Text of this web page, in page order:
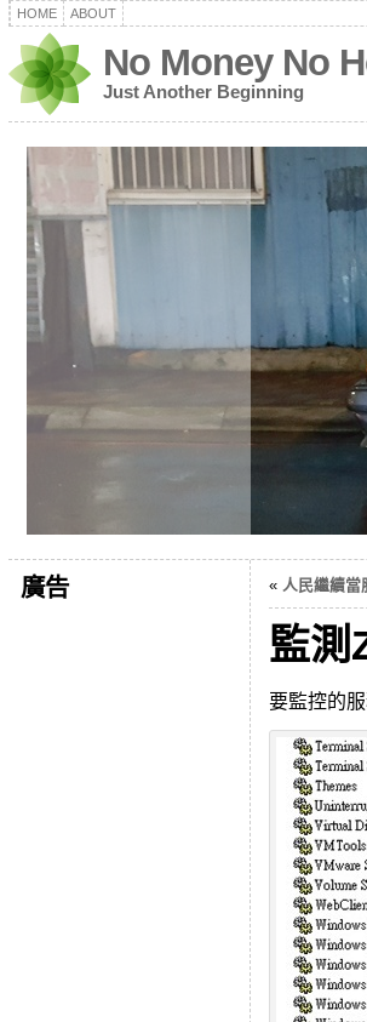
HOME ABOUT
No Money No
Just Another Beginning
廣告 « 人民繼續當
監測
要監控的